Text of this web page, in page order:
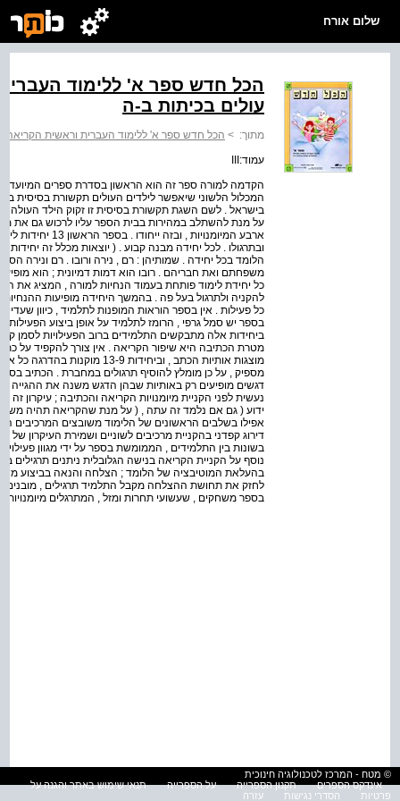
שלום אורח
הכל חדש ספר א' ללימוד
עולים בכיתות ב-ה
מתוך: > הכל חדש ספר א' ללימוד העברית וראשית הקריאה
עמוד:III
הקדמה למורה ספר זה הוא הראשון בסדרת ספרים
המכלול הלשוני שיאפשר לילדים העולים תקשורת בסיסית
בישראל . לשם השגת תקשורת בסיסית זו זקוק הילד העולה
על מנת להשתלב במהירות בבית הספר עליו לרכוש גם את
ארבע המיומנויות ,
הלומד בכל יחידה . שמותיהן : רם , נירה ורובו . רם ונירה
משפחתם ואת חבריהם . רובו הוא דמות דמיונית ; הוא
כל יחידת לימוד פותחת בעמוד הנחיות למורה , המציג את
להקניה ולתרגול בעל פה . בהמשך היחידה מופיעות
כל פעילות . אין בספר הוראות המופנות לתלמיד , כיוון
ביחידות אלה מתבקשים התלמידים ברוב הפעילויות לסמן
מוצגות אותיות הכתב , וביחידות
מספיק , על כן מומלץ להוסיף תרגולים במחברת . הכתיב
דגשים מופיעים רק באותיות שבהן הדגש משנה את ההגייה .
נעשית לפני הקניית מיומנויות הקריאה והכתיבה ; עיקרון
ידוע ( גם אם נלמד זה עתה , ( על מנת שהקריאה תהיה
אפילו בשלבים הראשונים של הלימוד משובצים המרכיבים
דירוג קפדני בהקניית מרכיבים לשוניים ושמירת העיקרון
בשונות בין התלמידים , הממומשת בספר על ידי מגוון
נוסף על הקניית הקריאה בנישה הגלובלית ניתנים
בהעלאת המוטיבציה של הלומד ; הצלחה והנאה בביצוע
לחזק את תחושת ההצלחה מקבל התלמיד תרגילים , מובנים
בספר משחקים , שעשועי תחרות ומזל , המתרגלים מיומנויות
© מטח - המרכז לטכנולוגיה חינוכית
אינדקס הספרים
תקנון הספרייה על הספרייה
תנאי שימוש באתר והגנה על
פרטיות
הסדרי נגישות עזרה